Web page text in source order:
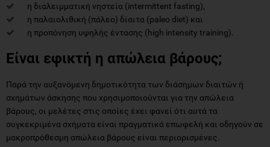
η διαλειμματική νηστεία (intermittent fasting),
η παλαιολιθική (πάλεο) δίαιτα (paleo diet) και
η προπόνηση υψηλής έντασης (high intensity training).
Είναι εφικτή η απώλεια βάρους;
Παρά την αυξανόμενη δημοτικότητα των διάσημων διαιτών ή
σχημάτων άσκησης που χρησιμοποιούνται για την απώλεια
βάρους, οι μελέτες στις οποίες έχει φανεί ότι αυτά τα
συγκεκριμένα σχήματα είναι πραγματικά επωφελή και οδηγούν σε
μακροπρόθεσμη απώλεια βάρους είναι περιορισμένες.